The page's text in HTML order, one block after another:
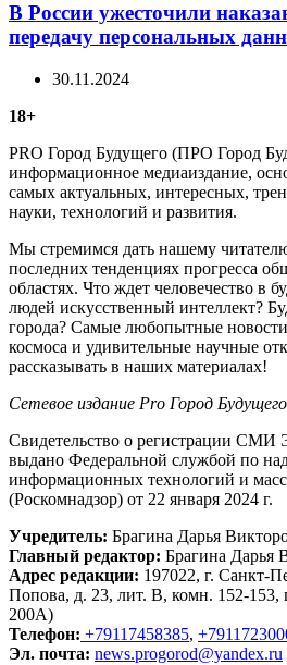
В России ужесточили
передачу персональных
30.11.2024
18+
PRO Город Будущего (ПРО Город
информационное медиаиздание,
самых актуальных, интересных,
науки, технологий и развития.
Мы стремимся дать нашему
последних тенденциях прогресса
областях. Что ждет человечество в
людей искусственный интеллект?
города? Самые любопытные
космоса и удивительные научные
рассказывать в наших материалах!
Сетевое издание Рrо Город Будущего
Свидетельство о регистрации
выдано Федеральной службой по
информационных технологий и
(Роскомнадзор) от 22 января 2024 г.
Учредитель: Брагина Дарья
Главный редактор: Брагина Дарья
Адрес редакции: 197022, г. Санкт-
Попова, д. 23, лит. В, комн. 152-
200А)
Телефон: +79117458385,
Эл. почта: news.progorod@yandex.ru